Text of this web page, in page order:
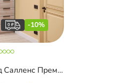
-10%
Торцевой комод Салленс Премиум с полками и антресолью